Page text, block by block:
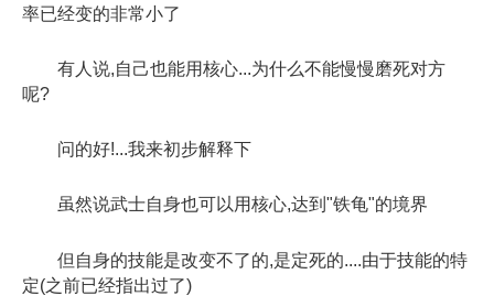
率已经变的非常小了
有人说,自己也能用核心...为什么不能慢慢磨死对方
呢?
问的好!...我来初步解释下
虽然说武士自身也可以用核心,达到"铁龟"的境界
但自身的技能是改变不了的,是定死的....由于技能的特
定(之前已经指出过了)